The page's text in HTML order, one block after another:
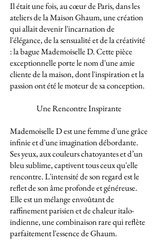
Il était une fois, au cœur de Paris, dans les
ateliers de la Maison Ghaum, une création
qui allait devenir l'incarnation de
l'élégance, de la sensualité et de la créativité
: la bague Mademoiselle D. Cette pièce
exceptionnelle porte le nom d'une amie
cliente de la maison, dont l'inspiration et la
passion ont été le moteur de sa conception.
Une Rencontre Inspirante
Mademoiselle D est une femme d'une grâce
infinie et d'une imagination débordante.
Ses yeux, aux couleurs chatoyantes et d’un
bleu sublime, captivent tous ceux qu'elle
rencontre. L'intensité de son regard est le
reflet de son âme profonde et généreuse.
Elle est un mélange envoûtant de
raffinement parisien et de chaleur italo-
indienne, une combinaison rare qui reflète
parfaitement l'essence de Ghaum.